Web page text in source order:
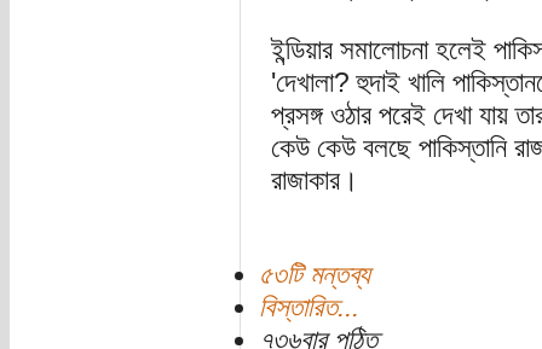
ইন্ডিয়ার সমালোচনা হলেই
'দেখালা? হুদাই খালি
প্রসঙ্গ ওঠার পরেই দেখা যায়
কেউ কেউ বলছে পাকিস্তানি
রাজাকার।
৫৩টি মন্তব্য
বিস্তারিত...
৭৩৬বার পঠিত